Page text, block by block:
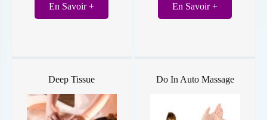
En Savoir + En Savoir +
Deep Tissue Do In Auto Massage